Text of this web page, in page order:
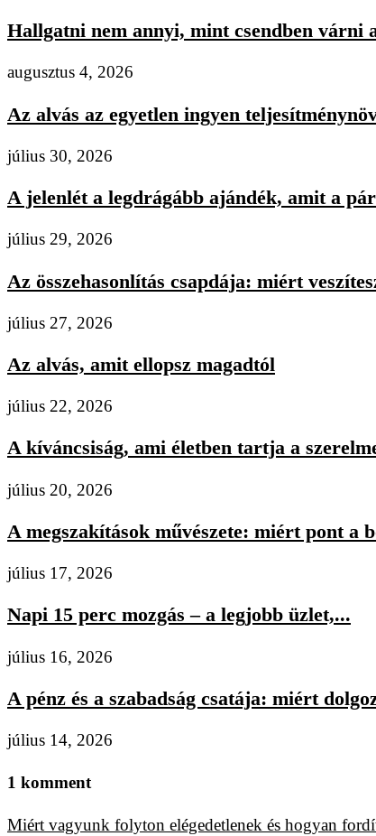
Hallgatni nem annyi, mint csendben várni
augusztus 4, 2026
Az alvás az egyetlen ingyen
július 30, 2026
A jelenlét a legdrágább ajándék, amit a
július 29, 2026
Az összehasonlítás csapdája: miért
július 27, 2026
Az alvás, amit ellopsz magadtól
július 22, 2026
A kíváncsiság, ami életben tartja a
július 20, 2026
A megszakítások művészete: miért pont a
július 17, 2026
Napi 15 perc mozgás – a legjobb üzlet,...
július 16, 2026
A pénz és a szabadság csatája: miért
július 14, 2026
1 komment
Miért vagyunk folyton elégedetlenek és hogyan